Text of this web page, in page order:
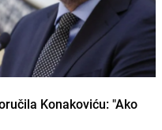
Konakoviću: "Ako